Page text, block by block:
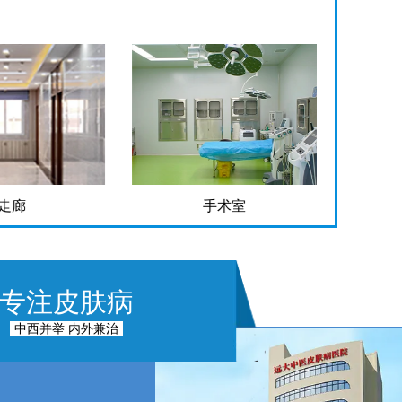
廊 手术室
专注皮肤病
中西并举 内外兼治